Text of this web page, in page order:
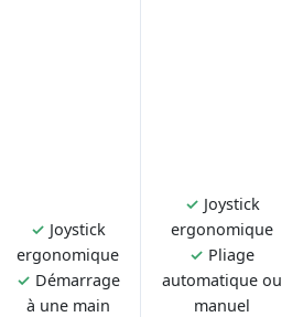
✓ Joystick
ergonomique
✓ Démarrage
à une main
✓ Joystick
ergonomique
✓ Pliage
automatique ou
manuel